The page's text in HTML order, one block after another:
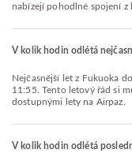
nabízejí pohodlné spojení z
V kolik hodin odlétá
Nejčasnější let z Fukuoka do Shanghai se společností Spring Airlines odlétá v
11:55. Tento letový řád si
dostupnými lety na Airpaz.
V kolik hodin odlétá